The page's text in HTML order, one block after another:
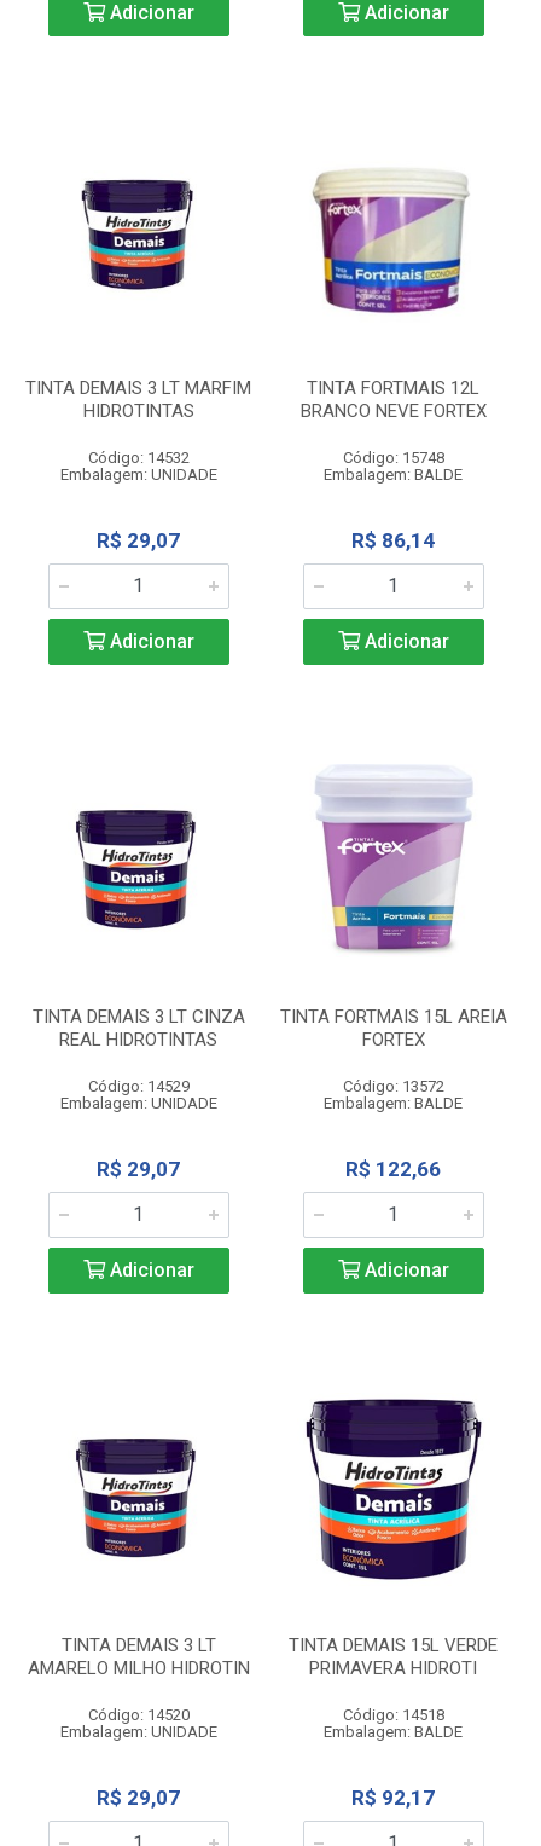
Adicionar Adicionar
TINTA DEMAIS 3 LT MARFIM
HIDROTINTAS
Código: 14532
Embalagem: UNIDADE
R$ 29,07
Adicionar
TINTA FORTMAIS 12L
BRANCO NEVE FORTEX
Código: 15748
Embalagem: BALDE
R$ 86,14
Adicionar
TINTA DEMAIS 3 LT CINZA
REAL HIDROTINTAS
Código: 14529
Embalagem: UNIDADE
R$ 29,07
Adicionar
TINTA FORTMAIS 15L AREIA
FORTEX
Código: 13572
Embalagem: BALDE
R$ 122,66
Adicionar
TINTA DEMAIS 3 LT
AMARELO MILHO HIDROTIN
Código: 14520
Embalagem: UNIDADE
R$ 29,07
TINTA DEMAIS 15L VERDE
PRIMAVERA HIDROTI
Código: 14518
Embalagem: BALDE
R$ 92,17